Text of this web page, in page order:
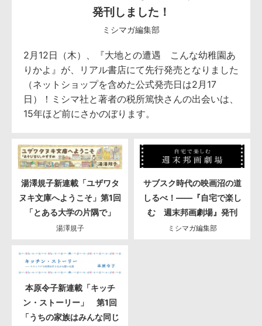
発刊しました！
ミシマガ編集部
2月12日（木）、『大地との遭遇 こんな幼稚園あ
りかよ』が、リアル書店にて先行発売となりました
（ネットショップを含めた公式発売日は2月17
日）！ミシマ社と著者の税所篤快さんの出会いは、
15年ほど前にさかのぼります。
湯澤規子新連載「ユザワタ
ヌキ文庫へようこそ」第1回
「とある大学の片隅で」
湯澤規子
サブスク時代の映画沼の道
しるべ！――『自宅で楽し
む 週末邦画劇場』発刊
ミシマガ編集部
本原令子新連載「キッチ
ン・ストーリー」 第1回
「うちの家族はみんな同じ